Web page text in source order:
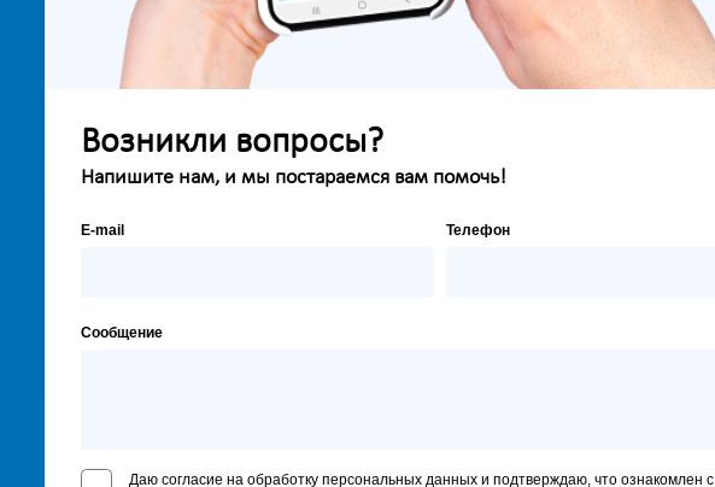
Возникли вопросы?
Напишите нам, и мы постараемся вам помочь!
E-mail Телефон
Сообщение
Даю согласие на обработку персональных данных и подтверждаю, что ознакомлен с